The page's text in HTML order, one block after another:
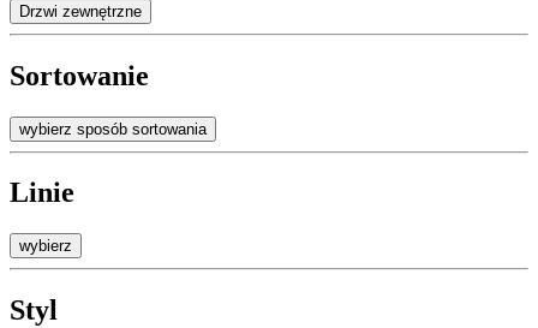
Drzwi zewnętrzne
Sortowanie
wybierz sposób sortowania
Linie
wybierz
Styl